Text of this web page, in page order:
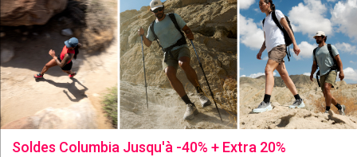
Soldes Columbia Jusqu'à -40% + Extra 20%